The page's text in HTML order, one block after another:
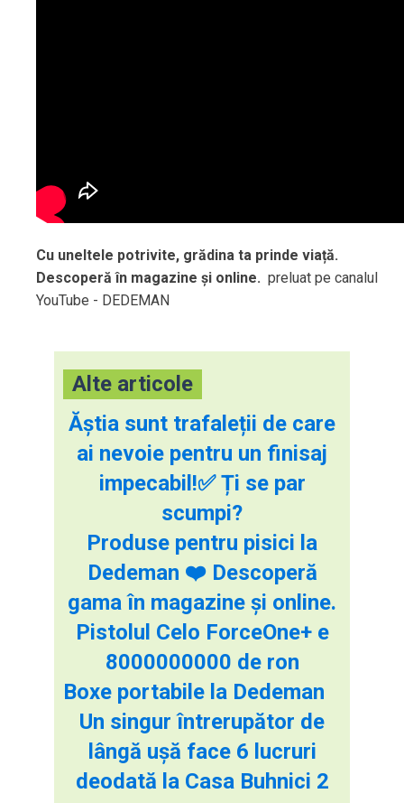
Cu uneltele potrivite, grădina ta prinde viață.
Descoperă în magazine și online. preluat pe canalul
YouTube - DEDEMAN
Alte articole
Ăștia sunt trafaleții de care
ai nevoie pentru un finisaj
impecabil!✅ Ți se par
scumpi?
Produse pentru pisici la
Dedeman ❤️ Descoperă
gama în magazine și online.
Pistolul Celo ForceOne+ e
8000000000 de ron
Boxe portabile la Dedeman
Un singur întrerupător de
lângă ușă face 6 lucruri
deodată la Casa Buhnici 2